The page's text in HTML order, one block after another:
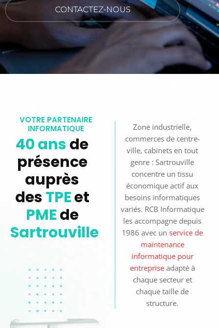
CONTACTEZ-NOUS
VOTRE PARTENAIRE
INFORMATIQUE
40 ansde
présence
auprès
desTPEet
PMEde
Sartrouville
Zone industrielle,
commerces de centre-
ville, cabinets en tout
genre : Sartrouville
concentre un tissu
économique actif aux
besoins informatiques
variés. RCB Informatique
les accompagne depuis
1986 avec unservice de
maintenance
informatique pour
entrepriseadapté à
chaque secteur et
chaque taille de
structure.